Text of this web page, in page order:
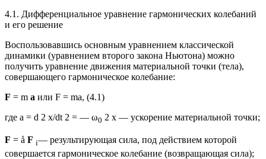
4.1. Дифференциальное уравнение гармонических колебаний
и его решение
Воспользовавшись основным уравнением классической
динамики (уравнением второго закона Ньютона) можно
получить уравнение движения материальной точки (тела),
совершающего гармоническое колебание:
F = m a или F = ma, (4.1)
где a = d 2 x/dt 2 = — ω0 2 x — ускорение материальной точки;
F = å F i— результирующая сила, под действием которой
совершается гармоническое колебание (возвращающая сила);